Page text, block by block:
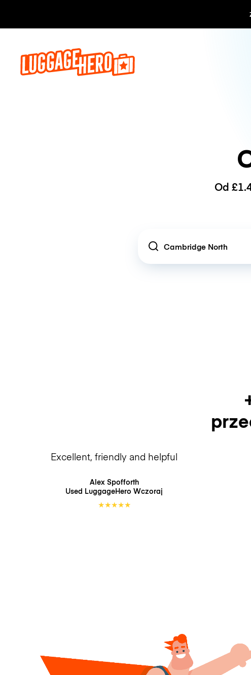
Zarezerwuj, zapłać
Od
Location
Excellent, friendly and helpful
Alex Spofforth
Used LuggageHero Wczoraj
★★★★★